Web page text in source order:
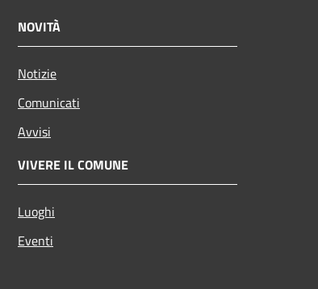
NOVITÀ
Notizie
Comunicati
Avvisi
VIVERE IL COMUNE
Luoghi
Eventi